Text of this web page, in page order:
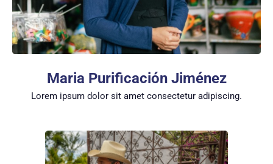
Maria Purificación Jiménez
Lorem ipsum dolor sit amet consectetur adipiscing.